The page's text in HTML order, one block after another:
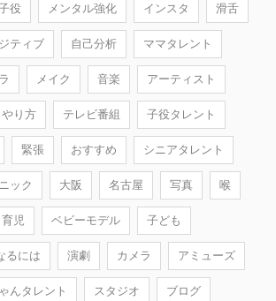
役 メンタル強化 インスタ 滑舌
ティブ 自己分析 ママタレント
メイク 音楽 アーティスト
やり方 テレビ番組 子役タレント
緊張 おすすめ シニアタレント
ック 大阪 名古屋 写真 喉
育児 ベビーモデル 子ども
るには 演劇 カメラ アミューズ
んタレント スタジオ ブログ